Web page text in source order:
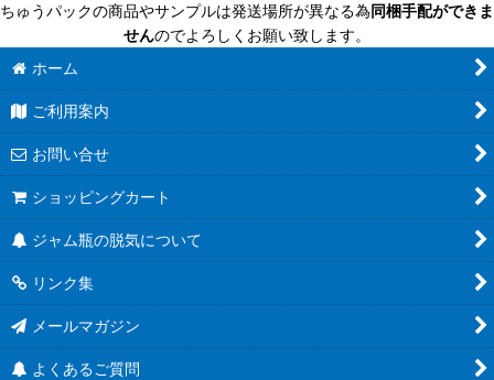
超軽量瓶
六角びん
八角びん
角びん全て
マヨネーズびん
お酒のテイクアウト容器
人気のハーバリウム瓶
ちゅうパックの商品やサンプルは発送場所が異なる為同梱手配ができま
せんのでよろしくお願い致します。
ホーム
ご利用案内
お問い合せ
ショッピングカート
ジャム瓶の脱気について
リンク集
メールマガジン
よくあるご質問